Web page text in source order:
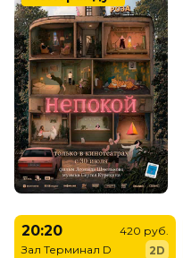
20:20
Зал Терминал D
420 руб.
2D